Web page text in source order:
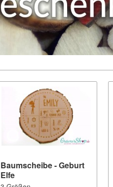
Baumscheibe - Geburt
Elfe